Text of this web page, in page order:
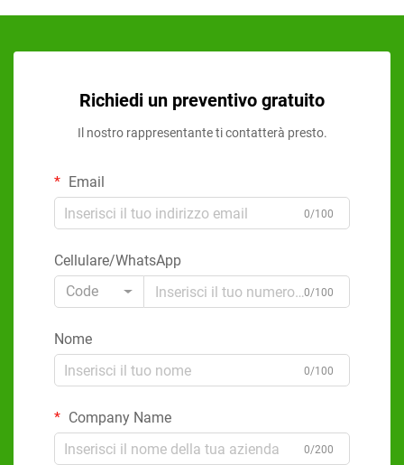
Richiedi un preventivo gratuito
Il nostro rappresentante ti contatterà presto.
Email
0/100
Cellulare/WhatsApp
Code
0/100
Nome
0/100
Company Name
0/200